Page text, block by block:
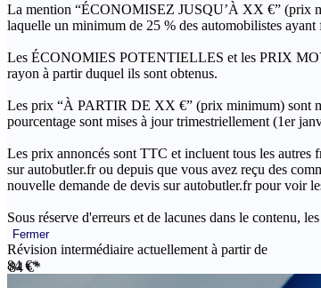
La mention “ÉCONOMISEZ JUSQU’À XX €” (prix
laquelle un minimum de 25 % des automobilistes
Les ÉCONOMIES POTENTIELLES et les PRIX
rayon à partir duquel ils sont obtenus.
Les prix “À PARTIR DE XX €” (prix minimum) sont
pourcentage sont mises à jour trimestriellement (1er
Les prix annoncés sont TTC et incluent tous les autres
sur autobutler.fr ou depuis que vous avez reçu des
nouvelle demande de devis sur autobutler.fr pour voir
Sous réserve d'erreurs et de lacunes dans le contenu,
Fermer
Révision intermédiaire actuellement à partir de
84 €*